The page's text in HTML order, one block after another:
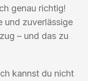
genau richtig!
und zuverlässige
– und das zu
kannst du nicht